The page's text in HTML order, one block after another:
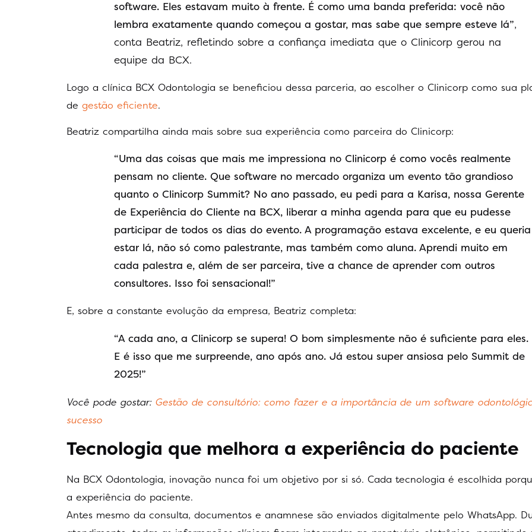
software. Eles estavam muito à frente. É como uma banda preferida: você não
lembra exatamente quando começou a gostar, mas sabe que sempre esteve lá”,
conta Beatriz, refletindo sobre a confiança imediata que o Clinicorp gerou na
equipe da BCX.
Logo a clínica BCX Odontologia se beneficiou dessa parceria, ao escolher o Clinicorp como sua
de gestão eficiente.
Beatriz compartilha ainda mais sobre sua experiência como parceira do Clinicorp:
“Uma das coisas que mais me impressiona no Clinicorp é como vocês realmente
pensam no cliente. Que software no mercado organiza um evento tão grandioso
quanto o Clinicorp Summit? No ano passado, eu pedi para a Karisa, nossa Gerente
de Experiência do Cliente na BCX, liberar a minha agenda para que eu pudesse
participar de todos os dias do evento. A programação estava excelente, e eu queria
estar lá, não só como palestrante, mas também como aluna. Aprendi muito em
cada palestra e, além de ser parceira, tive a chance de aprender com outros
consultores. Isso foi sensacional!”
E, sobre a constante evolução da empresa, Beatriz completa:
“A cada ano, a Clinicorp se supera! O bom simplesmente não é suficiente para eles.
E é isso que me surpreende, ano após ano. Já estou super ansiosa pelo Summit de
2025!”
Você pode gostar: Gestão de consultório: como fazer e a importância de um software
sucesso
Tecnologia que melhora a experiência do paciente
Na BCX Odontologia, inovação nunca foi um objetivo por si só. Cada tecnologia é escolhida
a experiência do paciente.
Antes mesmo da consulta, documentos e anamnese são enviados digitalmente pelo WhatsApp.